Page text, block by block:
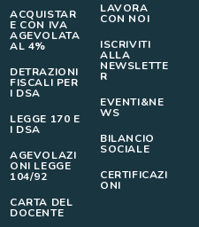
ACQUISTAR
E CON IVA
AGEVOLATA
AL 4%
DETRAZIONI
FISCALI PER
I DSA
LEGGE 170 E
I DSA
AGEVOLAZI
ONI LEGGE
104/92
CARTA DEL
DOCENTE
LAVORA
CON NOI
ISCRIVITI
ALLA
NEWSLETTE
R
EVENTI&NE
WS
BILANCIO
SOCIALE
CERTIFICAZI
ONI